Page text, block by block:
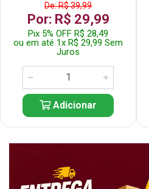
De: R$ 39,99
Por: R$ 29,99
Pix 5% OFF R$ 28,49
ou em até 1x R$ 29,99 Sem
Juros
Adicionar